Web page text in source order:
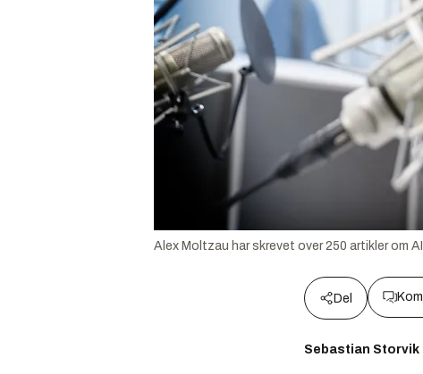
Alex Moltzau har skrevet over 250 artikler om
Del
Sebastian Storvik